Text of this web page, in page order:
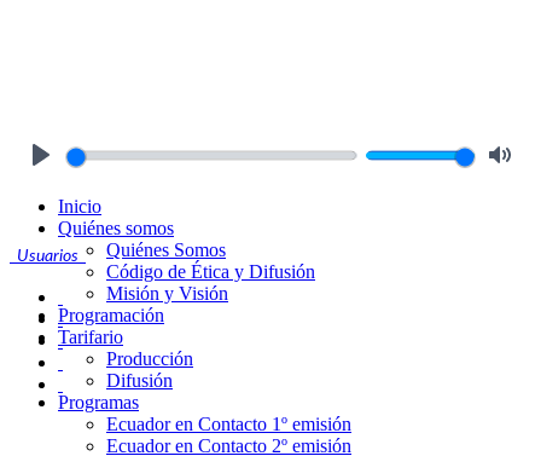
Usuarios
Inicio
Quiénes somos
Quiénes Somos
Código de Ética y Difusión
Misión y Visión
Programación
Tarifario
Producción
Difusión
Programas
Ecuador en Contacto 1º emisión
Ecuador en Contacto 2º emisión